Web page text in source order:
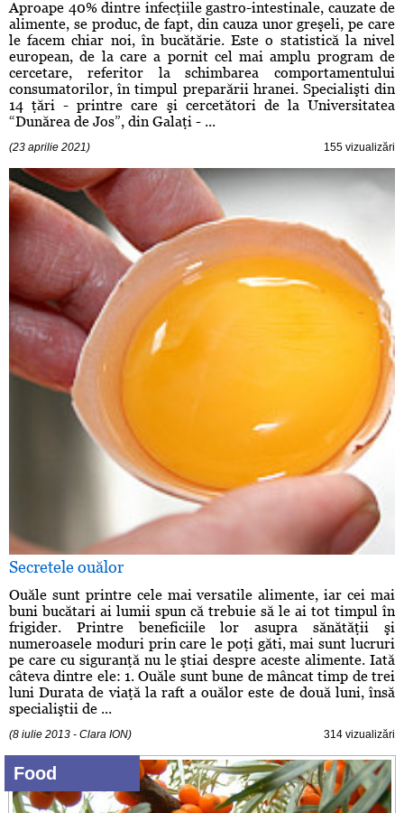
Aproape 40% dintre infecţiile gastro-intestinale, cauzate de
alimente, se produc, de fapt, din cauza unor greşeli, pe care
le facem chiar noi, în bucătărie. Este o statistică la nivel
european, de la care a pornit cel mai amplu program de
cercetare, referitor la schimbarea comportamentului
consumatorilor, în timpul preparării hranei. Specialişti din
14 ţări - printre care şi cercetători de la Universitatea
“Dunărea de Jos”, din Galaţi - ...
(23 aprilie 2021) 155 vizualizări
Secretele ouălor
Ouăle sunt printre cele mai versatile alimente, iar cei mai
buni bucătari ai lumii spun că trebuie să le ai tot timpul în
frigider. Printre beneficiile lor asupra sănătăţii şi
numeroasele moduri prin care le poţi găti, mai sunt lucruri
pe care cu siguranţă nu le ştiai despre aceste alimente. Iată
câteva dintre ele: 1. Ouăle sunt bune de mâncat timp de trei
luni Durata de viaţă la raft a ouălor este de două luni, însă
specialiştii de ...
(8 iulie 2013 - Clara ION) 314 vizualizări
Food